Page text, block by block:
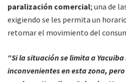
paralización comercial; una de
exigiendo se les permita un
retomar el movimiento del
“Si la situación se limita a
inconvenientes en esta zona,